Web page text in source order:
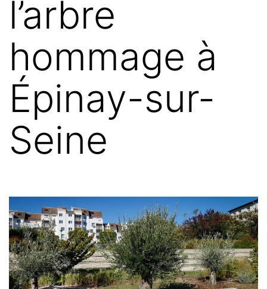
l’arbre
hommage à
Épinay-sur-
Seine